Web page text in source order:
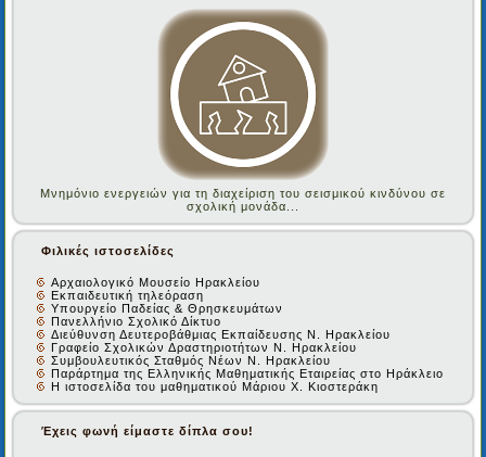
Μνημόνιο ενεργειών για τη διαχείριση του σεισμικού κινδύνου σε
σχολική μονάδα...
Φιλικές ιστοσελίδες
Αρχαιολογικό Μουσείο Ηρακλείου
Εκπαιδευτική τηλεόραση
Υπουργείο Παδείας & Θρησκευμάτων
Πανελλήνιο Σχολικό Δίκτυο
Διεύθυνση Δευτεροβάθμιας Εκπαίδευσης Ν. Ηρακλείου
Γραφείο Σχολικών Δραστηριοτήτων Ν. Ηρακλείου
Συμβουλευτικός Σταθμός Νέων Ν. Ηρακλείου
Παράρτημα της Ελληνικής Μαθηματικής Εταιρείας στο Ηράκλειο
Η ιστοσελίδα του μαθηματικού Μάριου Χ. Κιοστεράκη
Έχεις φωνή είμαστε δίπλα σου!